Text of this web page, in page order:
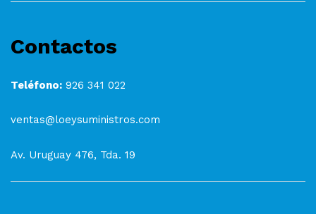
Contactos
Teléfono: 926 341 022
ventas@loeysuministros.com
Av. Uruguay 476, Tda. 19